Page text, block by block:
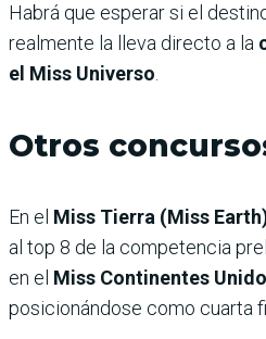
Habrá que esperar si el
realmente la lleva directo a la
el Miss Universo.
Otros
En el Miss Tierra (Miss
al top 8 de la competencia
en el Miss Continentes
posicionándose como cuarta